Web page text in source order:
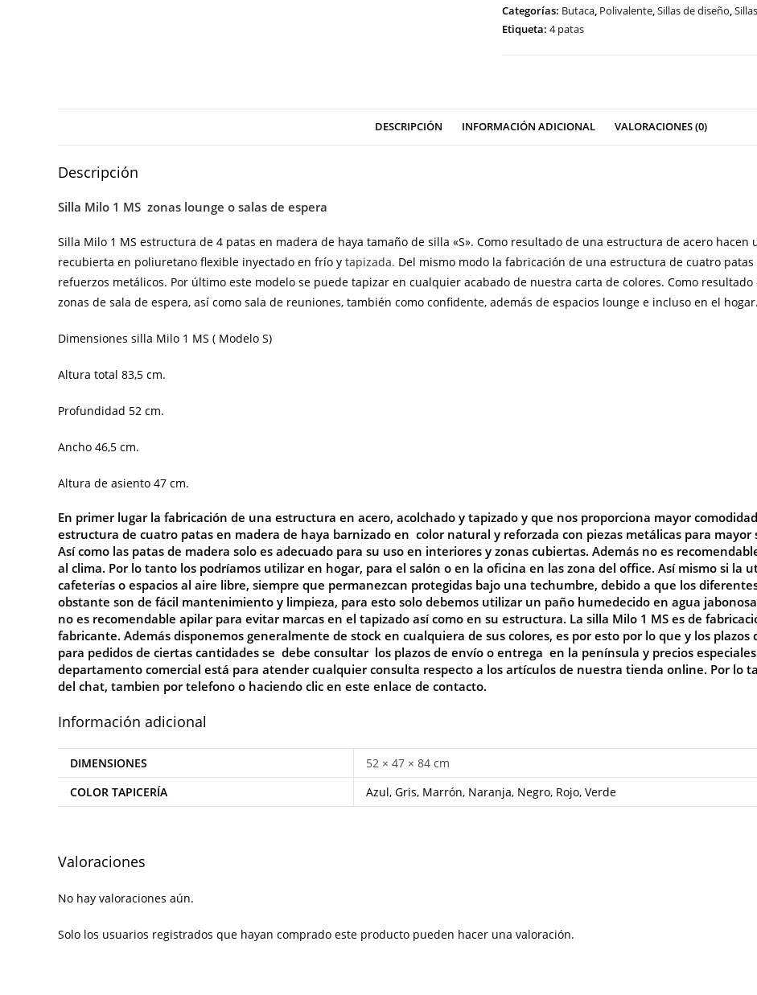
Categorías: Butaca, Polivalente,Sillas de diseño,
Etiqueta: 4 patas
DESCRIPCIÓN INFORMACIÓN ADICIONAL VALORACIONES (0)
Descripción
Silla Milo 1 MS zonas lounge o salas de espera
Silla Milo 1 MS estructura de 4 patas en madera de haya tamaño de silla «S». Como resultado de una estructura de acero
recubierta en poliuretano flexible inyectado en frío y tapizada. Del mismo modo la fabricación de una estructura de cuatro
refuerzos metálicos. Por último este modelo se puede tapizar en cualquier acabado de nuestra carta de colores. Como
zonas de sala de espera, así como sala de reuniones, también como confidente, además de espacios lounge e incluso en el hogar.
Dimensiones silla Milo 1 MS ( Modelo S)
Altura total 83,5 cm.
Profundidad 52 cm.
Ancho 46,5 cm.
Altura de asiento 47 cm.
En primer lugar la fabricación de una estructura en acero, acolchado y tapizado y que nos proporciona mayor
estructura de cuatro patas en madera de haya barnizado en color natural y reforzada con piezas metálicas para mayor
Así como las patas de madera solo es adecuado para su uso en interiores y zonas cubiertas. Además no es
al clima. Por lo tanto los podríamos utilizar en hogar, para el salón o en la oficina en las zona del office. Así mismo si la
cafeterías o espacios al aire libre, siempre que permanezcan protegidas bajo una techumbre, debido a que los
obstante son de fácil mantenimiento y limpieza, para esto solo debemos utilizar un paño humedecido en agua
no es recomendable apilar para evitar marcas en el tapizado así como en su estructura. La silla Milo 1 MS es de
fabricante. Además disponemos generalmente de stock en cualquiera de sus colores, es por esto por lo que y los
para pedidos de ciertas cantidades se debe consultar los plazos de envío o entrega en la península y precios
departamento comercial está para atender cualquier consulta respecto a los artículos de nuestra tienda online. Por lo
del chat, tambien por telefono o haciendo clic en este enlace de contacto.
Información adicional
DIMENSIONES
52 × 47 × 84 cm
COLOR TAPICERÍA
Azul, Gris, Marrón, Naranja, Negro, Rojo, Verde
Valoraciones
No hay valoraciones aún.
Solo los usuarios registrados que hayan comprado este producto pueden hacer una valoración.